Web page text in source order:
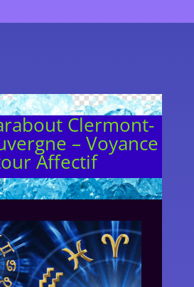
Clermont-
– Voyance
Affectif